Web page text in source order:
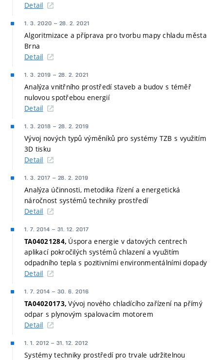
Detail
1. 3. 2020 – 28. 2. 2021
Algoritmizace a příprava pro tvorbu mapy chladu města
Brna
Detail
1. 3. 2019 – 28. 2. 2021
Analýza vnitřního prostředí staveb a budov s téměř
nulovou spotřebou energií
Detail
1. 3. 2018 – 28. 2. 2019
Vývoj nových typů výměníků pro systémy TZB s využitím
3D tisku
Detail
1. 3. 2017 – 28. 2. 2019
Analýza účinnosti, metodika řízení a energetická
náročnost systémů techniky prostředí
Detail
1. 7. 2014 – 31. 12. 2017
TA04021284, Úspora energie v datových centrech
aplikací pokročilých systémů chlazení a využitím
odpadního tepla s pozitivními environmentálními dopady
Detail
1. 7. 2014 – 30. 6. 2016
TA04020173,Vývoj nového chladícího zařízení na přímý
odpar s plynovým spalovacím motorem
Detail
1. 1. 2012 – 31. 12. 2012
Systémy techniky prostředí pro trvale udržitelnou